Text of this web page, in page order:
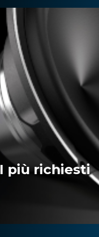
I più richiesti